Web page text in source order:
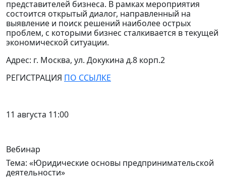
представителей бизнеса. В рамках мероприятия
состоится открытый диалог, направленный на
выявление и поиск решений наиболее острых
проблем, с которыми бизнес сталкивается в текущей
экономической ситуации.
Адрес: г. Москва, ул. Докукина д.8 корп.2
РЕГИСТРАЦИЯ ПО ССЫЛКЕ
11 августа 11:00
Вебинар
Тема: «Юридические основы предпринимательской
деятельности»